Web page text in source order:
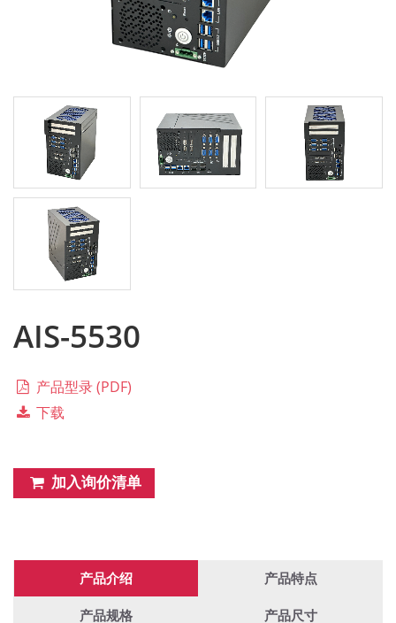
AIS-5530
产品型录 (PDF)
下载
加入询价清单
产品介绍 产品特点
产品规格 产品尺寸